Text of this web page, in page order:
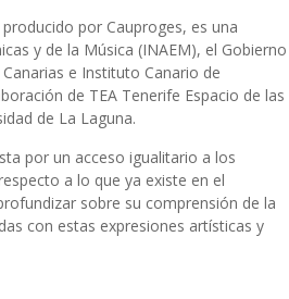
por Cauproges, es una
y de la Música (INAEM), el Gobierno
e Instituto Canario de
de TEA Tenerife Espacio de las
de La Laguna.
por un acceso igualitario a los
a lo que ya existe en el
sobre su comprensión de la
con estas expresiones artísticas y